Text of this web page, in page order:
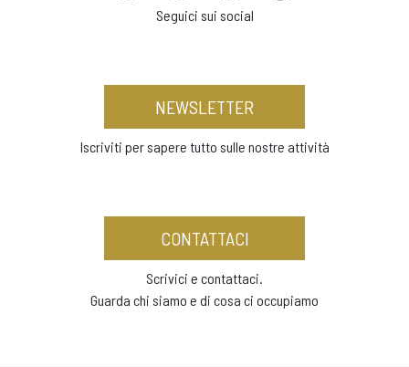
Seguici sui social
NEWSLETTER
Iscriviti per sapere tutto sulle nostre attività
CONTATTACI
Scrivici e contattaci.
Guarda chi siamo e di cosa ci occupiamo